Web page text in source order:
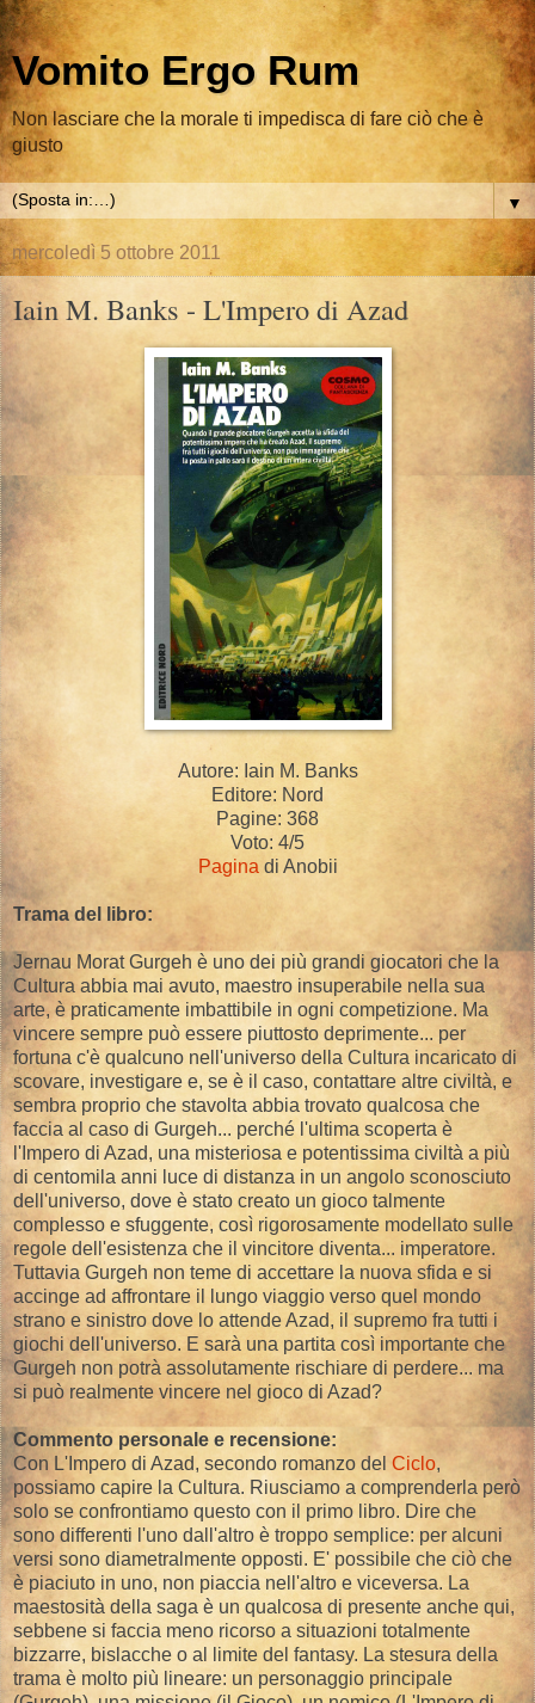
Vomito Ergo Rum
Non lasciare che la morale ti impedisca di fare ciò che è
giusto
▼
mercoledì 5 ottobre 2011
Iain M. Banks - L'Impero di Azad
Autore: Iain M. Banks
Editore: Nord
Pagine: 368
Voto: 4/5
Pagina di Anobii
Trama del libro:
Jernau Morat Gurgeh è uno dei più grandi giocatori che la
Cultura abbia mai avuto, maestro insuperabile nella sua
arte, è praticamente imbattibile in ogni competizione. Ma
vincere sempre può essere piuttosto deprimente... per
fortuna c'è qualcuno nell'universo della Cultura incaricato di
scovare, investigare e, se è il caso, contattare altre civiltà, e
sembra proprio che stavolta abbia trovato qualcosa che
faccia al caso di Gurgeh... perché l'ultima scoperta è
l'Impero di Azad, una misteriosa e potentissima civiltà a più
di centomila anni luce di distanza in un angolo sconosciuto
dell'universo, dove è stato creato un gioco talmente
complesso e sfuggente, così rigorosamente modellato sulle
regole dell'esistenza che il vincitore diventa... imperatore.
Tuttavia Gurgeh non teme di accettare la nuova sfida e si
accinge ad affrontare il lungo viaggio verso quel mondo
strano e sinistro dove lo attende Azad, il supremo fra tutti i
giochi dell'universo. E sarà una partita così importante che
Gurgeh non potrà assolutamente rischiare di perdere... ma
si può realmente vincere nel gioco di Azad?
Commento personale e recensione:
Con L'Impero di Azad, secondo romanzo del Ciclo,
possiamo capire la Cultura. Riusciamo a comprenderla però
solo se confrontiamo questo con il primo libro. Dire che
sono differenti l'uno dall'altro è troppo semplice: per alcuni
versi sono diametralmente opposti. E' possibile che ciò che
è piaciuto in uno, non piaccia nell'altro e viceversa. La
maestosità della saga è un qualcosa di presente anche qui,
sebbene si faccia meno ricorso a situazioni totalmente
bizzarre, bislacche o al limite del fantasy. La stesura della
trama è molto più lineare: un personaggio principale